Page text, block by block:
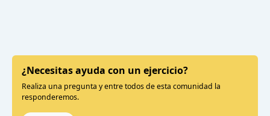
¿Necesitas ayuda con un ejercicio?
Realiza una pregunta y entre todos de esta comunidad la
responderemos.